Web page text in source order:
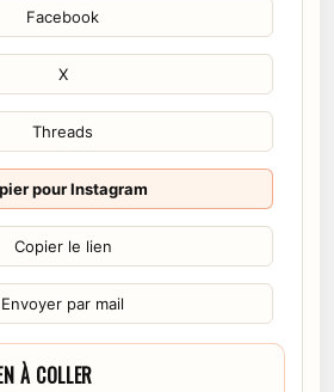
Facebook
X
Threads
pour Instagram
Copier le lien
Envoyer par mail
À COLLER